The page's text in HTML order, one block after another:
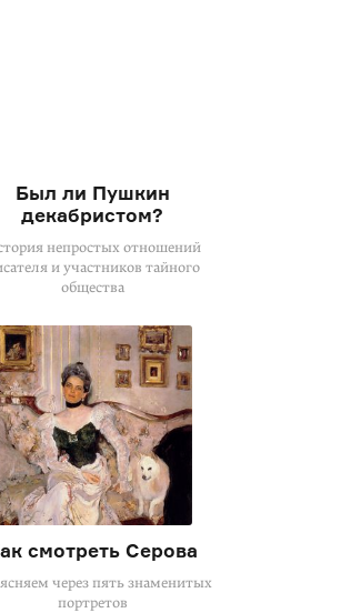
Был ли Пушкин
декабристом?
непростых отношений
и участников тайного
общества
смотреть Серова
через пять знаменитых
портретов